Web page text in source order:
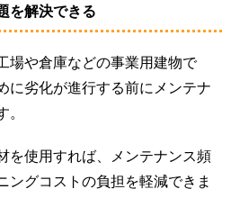
を解決できる
場や倉庫などの事業用建物で
に劣化が進行する前にメンテナ
。
を使用すれば、メンテナンス頻
ングコストの負担を軽減できま